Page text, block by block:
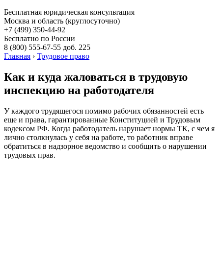
Бесплатная юридическая консультация
Москва и область (круглосуточно)
+7 (499) 350-44-92
Бесплатно по России
8 (800) 555-67-55 доб. 225
Главная › Трудовое право
Как и куда жаловаться в трудовую
инспекцию на работодателя
У каждого трудящегося помимо рабочих обязанностей есть
еще и права, гарантированные Конституцией и Трудовым
кодексом РФ. Когда работодатель нарушает нормы ТК, с чем я
лично столкнулась у себя на работе, то работник вправе
обратиться в надзорное ведомство и сообщить о нарушении
трудовых прав.